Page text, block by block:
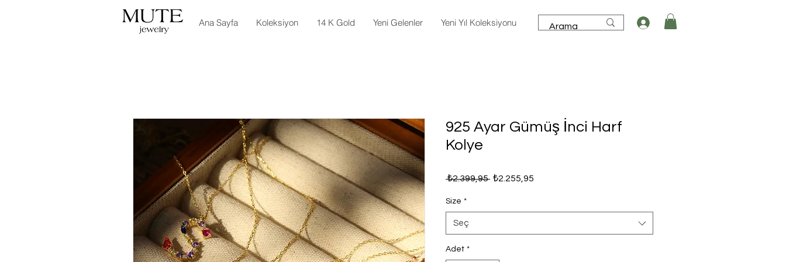
Ana Sayfa Koleksiyon 14 K Gold Yeni Gelenler Yeni Yıl Koleksiyonu
925 Ayar Gümüş İnci Harf
Kolye
₺2.399,95 Normal
₺2.255,95
Size *
Seç
Adet *